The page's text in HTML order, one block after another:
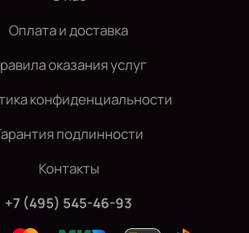
Оплата и доставка
оказания услуг
конфиденциальности
подлинности
Контакты
+7 (495) 545-46-93